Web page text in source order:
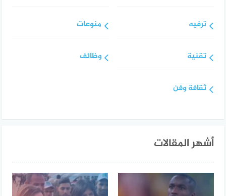
ترفيه
تقنية
ثقافة وفن
منوعات
وظائف
أشهر المقالات